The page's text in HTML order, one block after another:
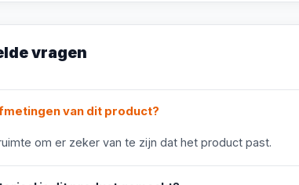
vragen
van dit product?
om er zeker van te zijn dat het product past.